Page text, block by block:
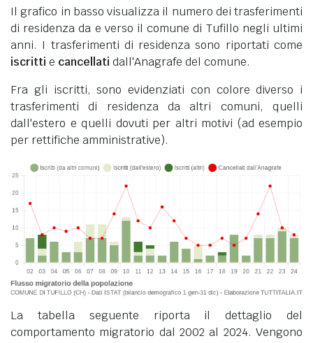
Il grafico in basso visualizza il numero dei trasferimenti
di residenza da e verso il comune di Tufillo negli ultimi
anni. I trasferimenti di residenza sono riportati come
iscritti e cancellati dall'Anagrafe del comune.
Fra gli iscritti, sono evidenziati con colore diverso i
trasferimenti di residenza da altri comuni, quelli
dall'estero e quelli dovuti per altri motivi (ad esempio
per rettifiche amministrative).
La tabella seguente riporta il dettaglio del
comportamento migratorio dal 2002 al 2024. Vengono